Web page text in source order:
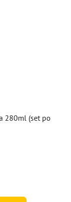
280ml (set po